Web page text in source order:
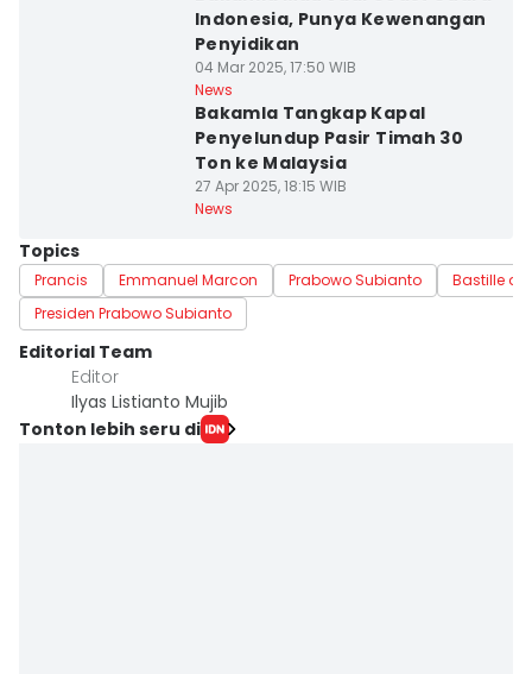
Indonesia, Punya Kewenangan
Penyidikan
04 Mar 2025, 17:50 WIB
News
Bakamla Tangkap Kapal
Penyelundup Pasir Timah 30
Ton ke Malaysia
27 Apr 2025, 18:15 WIB
News
Topics
Prancis Emmanuel Marcon Prabowo Subianto
Bastille
Presiden Prabowo Subianto
Editorial Team
Editor
Ilyas Listianto Mujib
Tonton lebih seru di